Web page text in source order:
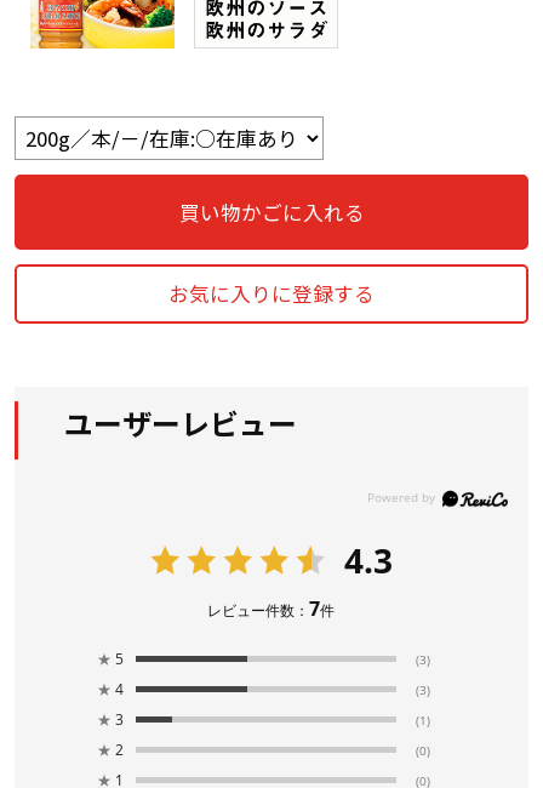
買い物かごに入れる
お気に入りに登録する
ユーザーレビュー
4.3
レビュー件数：7件
★ 5 (3)
★ 4 (3)
★ 3 (1)
★ 2 (0)
★ 1 (0)